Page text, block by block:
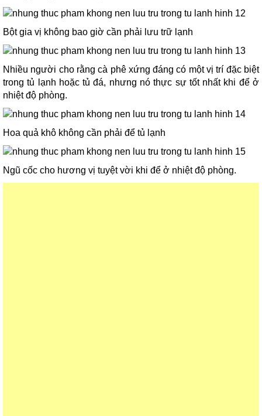
Bột gia vị không bao giờ cần phải lưu trữ lạnh
Nhiều người cho rằng cà phê xứng đáng có một vị trí đặc biệt
trong tủ lạnh hoặc tủ đá, nhưng nó thực sự tốt nhất khi để ở
nhiệt độ phòng.
Hoa quả khô không cần phải để tủ lạnh
Ngũ cốc cho hương vị tuyệt vời khi để ở nhiệt độ phòng.